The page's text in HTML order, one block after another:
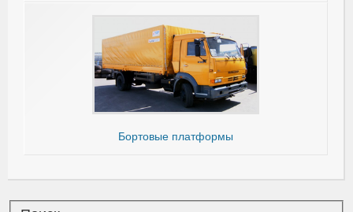
Бортовые платформы